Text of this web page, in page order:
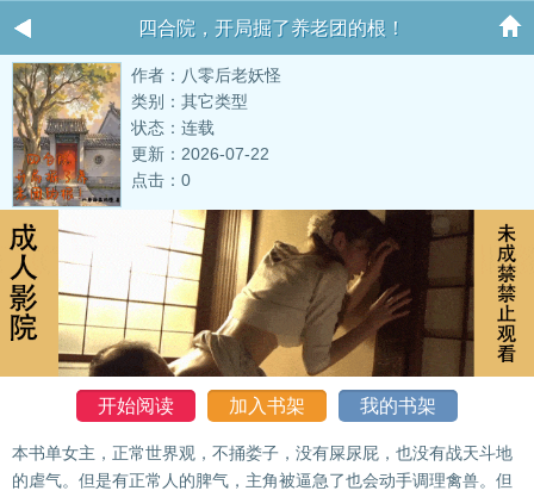
四合院，开局掘了养老团的根！
作者：八零后老妖怪
类别：其它类型
状态：连载
更新：2026-07-22
点击：0
开始阅读 加入书架 我的书架
本书单女主，正常世界观，不捅娄子，没有屎尿屁，也没有战天斗地
的虐气。但是有正常人的脾气，主角被逼急了也会动手调理禽兽。但